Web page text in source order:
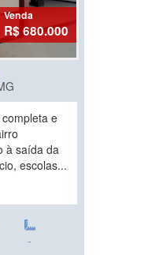
Venda
R$ 680.000
e
à saída da
escolas...
-